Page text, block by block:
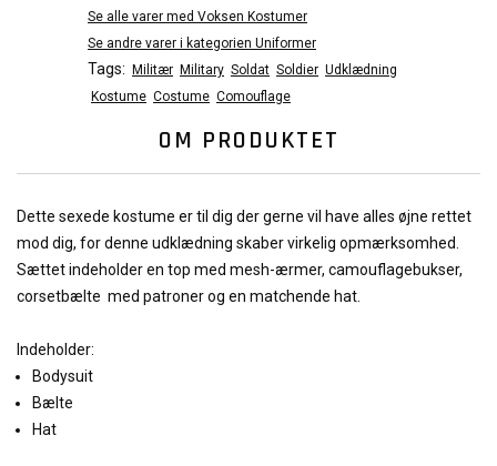
Se alle varer med Voksen Kostumer
Se andre varer i kategorien Uniformer
Tags: Militær Military Soldat Soldier Udklædning
Kostume Costume Comouflage
OM PRODUKTET
Dette sexede kostume er til dig der gerne vil have alles øjne rettet
mod dig, for denne udklædning skaber virkelig opmærksomhed.
Sættet indeholder en top med mesh-ærmer, camouflagebukser,
corsetbælte med patroner og en matchende hat.
Indeholder:
Bodysuit
Bælte
Hat